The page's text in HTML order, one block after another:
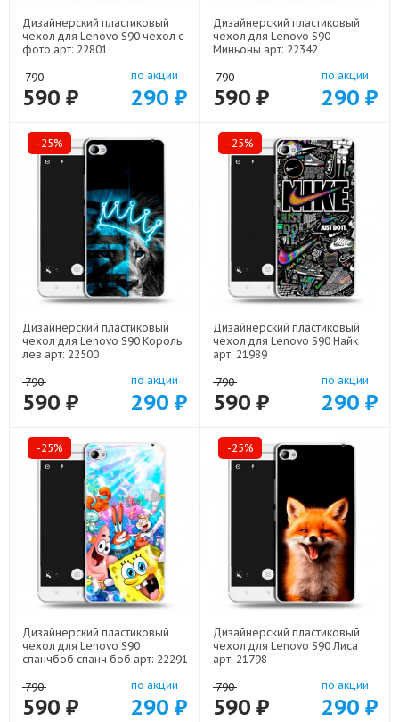
Дизайнерский пластиковый
чехол для Lenovo S90 чехол с
фото арт: 22801
790
590 ₽
по акции
290 ₽
Дизайнерский пластиковый
чехол для Lenovo S90
Миньоны арт: 22342
790
590 ₽
по акции
290 ₽
-25%
Дизайнерский пластиковый
чехол для Lenovo S90 Король
лев арт: 22500
790
590 ₽
по акции
290 ₽
-25%
Дизайнерский пластиковый
чехол для Lenovo S90 Найк
арт: 21989
790
590 ₽
по акции
290 ₽
-25%
Дизайнерский пластиковый
чехол для Lenovo S90
спанчбоб спанч боб арт: 22291
790
590 ₽
по акции
290 ₽
-25%
Дизайнерский пластиковый
чехол для Lenovo S90 Лиса
арт: 21798
790
590 ₽
по акции
290 ₽